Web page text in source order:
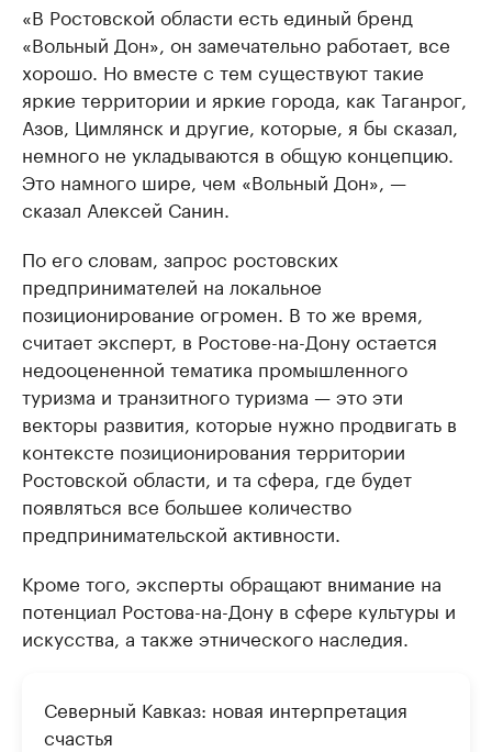
«В Ростовской области есть единый бренд
«Вольный Дон», он замечательно работает, все
хорошо. Но вместе с тем существуют такие
яркие территории и яркие города, как Таганрог,
Азов, Цимлянск и другие, которые, я бы сказал,
немного не укладываются в общую концепцию.
Это намного шире, чем «Вольный Дон», —
сказал Алексей Санин.
По его словам, запрос ростовских
предпринимателей на локальное
позиционирование огромен. В то же время,
считает эксперт, в Ростове-на-Дону остается
недооцененной тематика промышленного
туризма и транзитного туризма — это эти
векторы развития, которые нужно продвигать в
контексте позиционирования территории
Ростовской области, и та сфера, где будет
появляться все большее количество
предпринимательской активности.
Кроме того, эксперты обращают внимание на
потенциал Ростова-на-Дону в сфере культуры и
искусства, а также этнического наследия.
Северный Кавказ: новая интерпретация
счастья